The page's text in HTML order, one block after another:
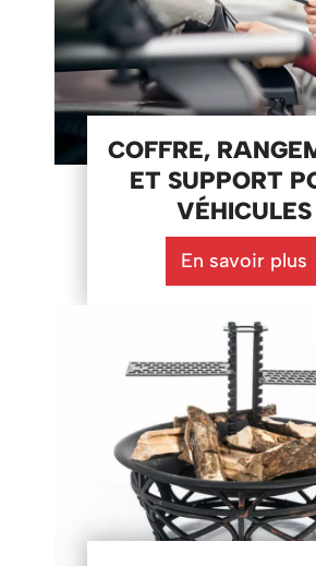
COFFRE,
ET SUPPORT
VÉHICULES
En savoir plus